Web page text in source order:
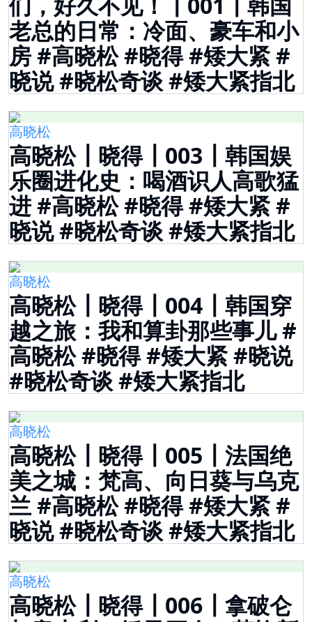
老总的日常：冷面、豪车和小
房 #高晓松 #晓得 #矮大紧 #
晓说 #晓松奇谈 #矮大紧指北
高晓松
高晓松┃晓得┃003┃韩国娱
乐圈进化史：喝酒识人高歌猛
进 #高晓松 #晓得 #矮大紧 #
晓说 #晓松奇谈 #矮大紧指北
高晓松
高晓松┃晓得┃004┃韩国穿
越之旅：我和算卦那些事儿 #
高晓松 #晓得 #矮大紧 #晓说
#晓松奇谈 #矮大紧指北
高晓松
高晓松┃晓得┃005┃法国绝
美之城：梵高、向日葵与乌克
兰 #高晓松 #晓得 #矮大紧 #
晓说 #晓松奇谈 #矮大紧指北
高晓松
高晓松┃晓得┃006┃拿破仑